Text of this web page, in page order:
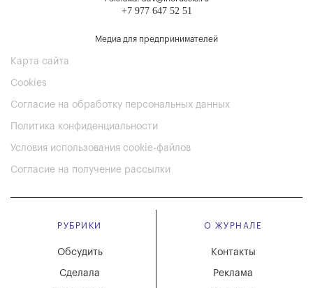
+7 977 647 52 51
Медиа для предпринимателей
Карта сайта
Cookies
Согласие на обработку персональных данных
Политика конфиденциальности
Условия использования cookie-файлов
Согласие на получение рассылки
РУБРИКИ
Обсудить
Сделала
О ЖУРНАЛЕ
Реклама
Контакты